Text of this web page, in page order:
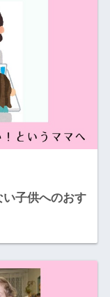
子供へのおす